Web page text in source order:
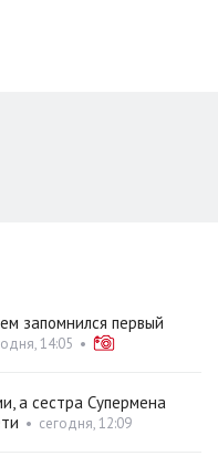
запомнился первый
14:05 •
а сестра Супермена
• сегодня, 12:09